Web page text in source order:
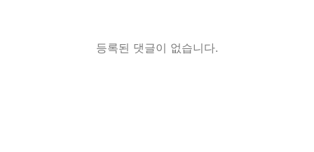
등록된 댓글이 없습니다.